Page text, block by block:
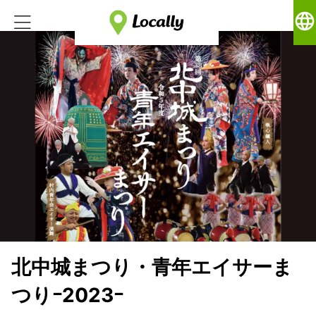
language
北中城まつり・青年エイサーま
つりｰ2023ｰ